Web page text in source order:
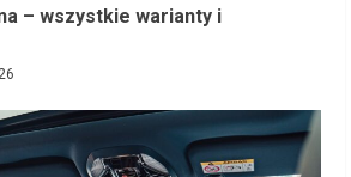
– wszystkie warianty i